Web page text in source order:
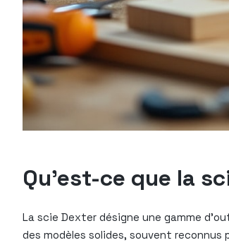
Qu’est-ce que la
La scie Dexter désigne une gamme
des modèles solides, souvent